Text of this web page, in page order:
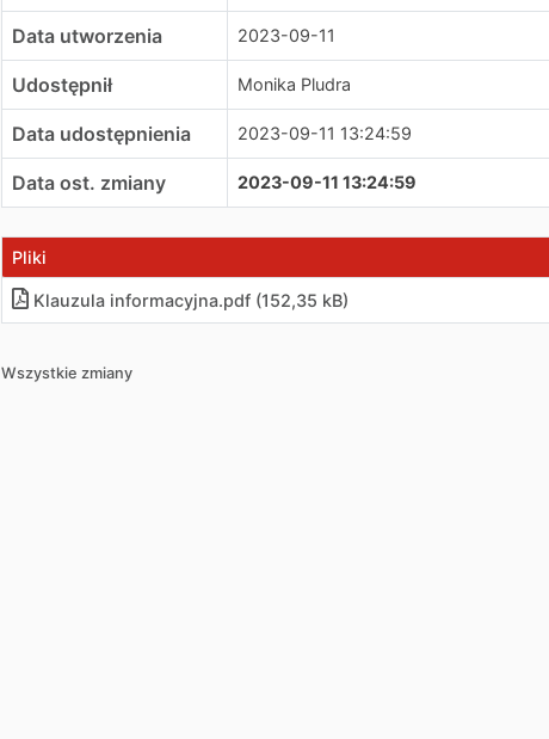
Data utworzenia 2023-09-11
Udostępnił Monika Pludra
Data udostępnienia 2023-09-11 13:24:59
Data ost. zmiany 2023-09-11 13:24:59
Pliki
Klauzula informacyjna.pdf (152,35 kB)
Wszystkie zmiany